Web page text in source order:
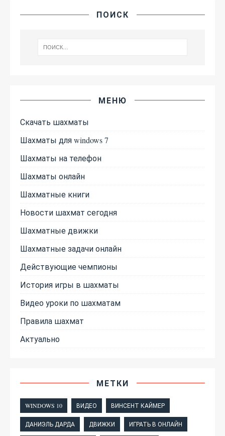
ПОИСК
МЕНЮ
Скачать шахматы
Шахматы для windows 7
Шахматы на телефон
Шахматы онлайн
Шахматные книги
Новости шахмат сегодня
Шахматные движки
Шахматные задачи онлайн
Действующие чемпионы
История игры в шахматы
Видео уроки по шахматам
Правила шахмат
Актуально
МЕТКИ
WINDOWS 10 ВИДЕО ВИНСЕНТ КАЙМЕР
ДАНИЭЛЬ ДАРДА ДВИЖКИ ИГРАТЬ В ОНЛАЙН